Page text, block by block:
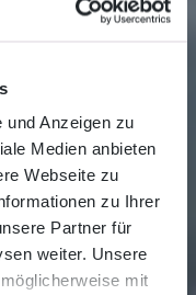
und Anzeigen zu
Medien anbieten
Webseite zu
zu Ihrer
Partner für
weiter. Unsere
mit
von